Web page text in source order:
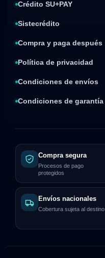
Crédito SU+PAY
Sistecrédito
Compra y paga después
Política de privacidad
Condiciones de envíos
Condiciones de garantía
Compra segura
Procesos de pago
protegidos
Envíos nacionales
Cobertura sujeta al destino